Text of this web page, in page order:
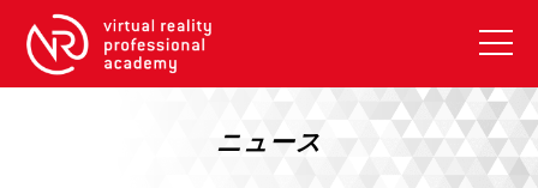
VRアカデミーとは
ニュース